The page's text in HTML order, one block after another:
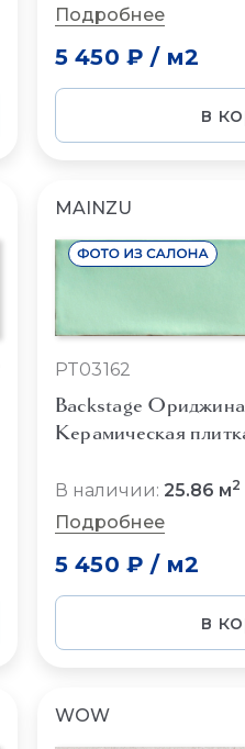
Подробнее
5 450 ₽ / м2
в
MAINZU
PT03162
Backstage
Керамическая
В наличии: 25.86 м2
Подробнее
5 450 ₽ / м2
в
WOW